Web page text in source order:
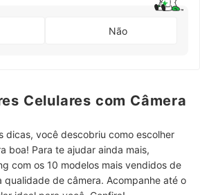
Não
Celulares com Câmera
dicas, você descobriu como escolher
boa! Para te ajudar ainda mais,
com os 10 modelos mais vendidos de
qualidade de câmera. Acompanhe até o